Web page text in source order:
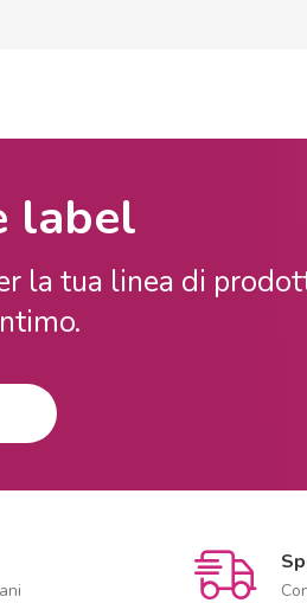
label
la tua linea di